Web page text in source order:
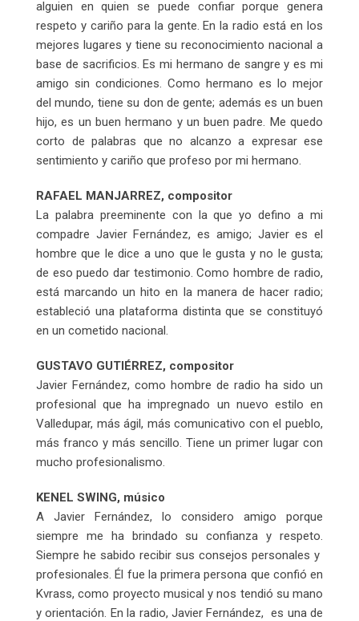
alguien en quien se puede confiar porque genera
respeto y cariño para la gente. En la radio está en los
mejores lugares y tiene su reconocimiento nacional a
base de sacrificios. Es mi hermano de sangre y es mi
amigo sin condiciones. Como hermano es lo mejor
del mundo, tiene su don de gente; además es un buen
hijo, es un buen hermano y un buen padre. Me quedo
corto de palabras que no alcanzo a expresar ese
sentimiento y cariño que profeso por mi hermano.
RAFAEL MANJARREZ, compositor
La palabra preeminente con la que yo defino a mi
compadre Javier Fernández, es amigo; Javier es el
hombre que le dice a uno que le gusta y no le gusta;
de eso puedo dar testimonio. Como hombre de radio,
está marcando un hito en la manera de hacer radio;
estableció una plataforma distinta que se constituyó
en un cometido nacional.
GUSTAVO GUTIÉRREZ, compositor
Javier Fernández, como hombre de radio ha sido un
profesional que ha impregnado un nuevo estilo en
Valledupar, más ágil, más comunicativo con el pueblo,
más franco y más sencillo. Tiene un primer lugar con
mucho profesionalismo.
KENEL SWING, músico
A Javier Fernández, lo considero amigo porque
siempre me ha brindado su confianza y respeto.
Siempre he sabido recibir sus consejos personales y
profesionales. Él fue la primera persona que confió en
Kvrass, como proyecto musical y nos tendió su mano
y orientación. En la radio, Javier Fernández, es una de